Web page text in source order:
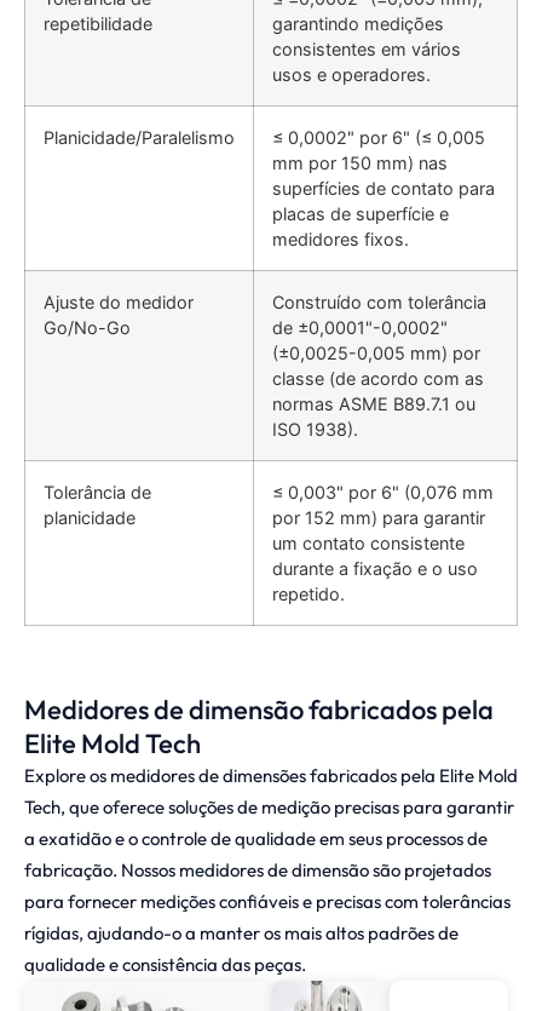
repetibilidade
garantindo medições
consistentes em vários
usos e operadores.
Planicidade/Paralelismo
≤ 0,0002" por 6" (≤ 0,005
mm por 150 mm) nas
superfícies de contato para
placas de superfície e
medidores fixos.
Ajuste do medidor
Go/No-Go
Construído com tolerância
de ±0,0001"-0,0002"
(±0,0025-0,005 mm) por
classe (de acordo com as
normas ASME B89.7.1 ou
ISO 1938).
Tolerância de
planicidade
≤ 0,003" por 6" (0,076 mm
por 152 mm) para garantir
um contato consistente
durante a fixação e o uso
repetido.
Medidores de dimensão fabricados pela
Elite Mold Tech
Explore os medidores de dimensões fabricados pela Elite Mold
Tech, que oferece soluções de medição precisas para garantir
a exatidão e o controle de qualidade em seus processos de
fabricação. Nossos medidores de dimensão são projetados
para fornecer medições confiáveis e precisas com tolerâncias
rígidas, ajudando-o a manter os mais altos padrões de
qualidade e consistência das peças.